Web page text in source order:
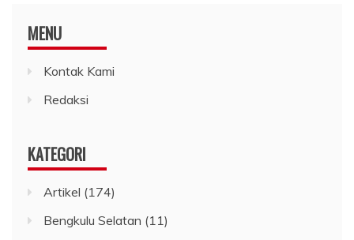
MENU
Kontak Kami
Redaksi
KATEGORI
Artikel (174)
Bengkulu Selatan (11)